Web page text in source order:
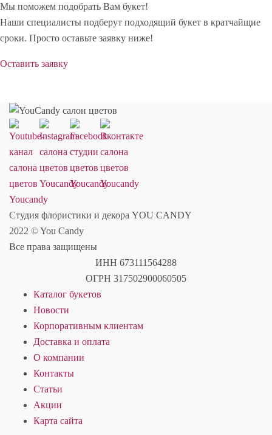
Мы поможем подобрать Вам букет!
Наши специалисты подберут подходящий букет в кратчайщие
сроки. Просто оставьте заявку ниже!
Оставить заявку
Студия флористики и декора YOU CANDY
2022 © You Candy
Все права защищены
ИНН 673111564288
ОГРН 317502900060505
Каталог букетов
Новости
Корпоративным клиентам
Доставка и оплата
О компании
Контакты
Статьи
Акции
Карта сайта